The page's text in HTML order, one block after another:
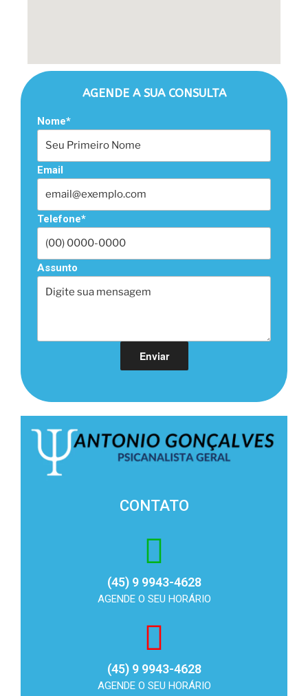
AGENDE A SUA CONSULTA
Nome*
Email
Telefone*
Assunto
CONTATO
(45) 9 9943-4628
AGENDE O SEU HORÁRIO
(45) 9 9943-4628
AGENDE O SEU HORÁRIO